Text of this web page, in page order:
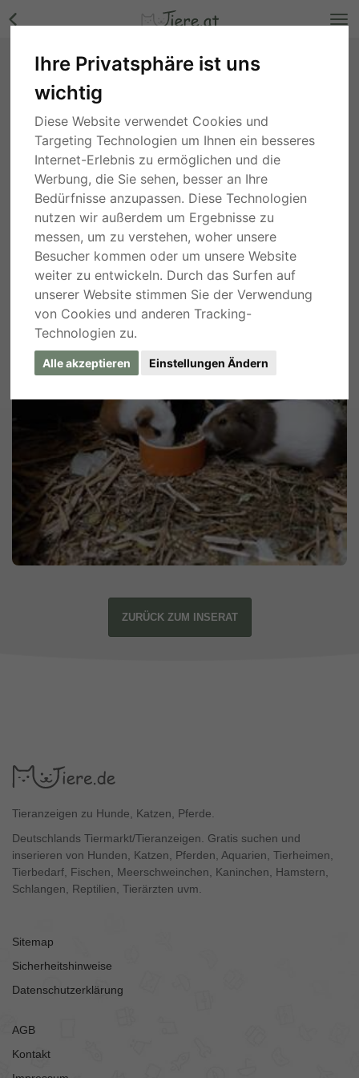
Ihre Privatsphäre ist uns
wichtig
Diese Website verwendet Cookies und
Targeting Technologien um Ihnen ein besseres
Internet-Erlebnis zu ermöglichen und die
Werbung, die Sie sehen, besser an Ihre
Bedürfnisse anzupassen. Diese Technologien
nutzen wir außerdem um Ergebnisse zu
messen, um zu verstehen, woher unsere
Besucher kommen oder um unsere Website
weiter zu entwickeln. Durch das Surfen auf
unserer Website stimmen Sie der Verwendung
von Cookies und anderen Tracking-
Technologien zu.
Alle akzeptieren Einstellungen Ändern
Glatthaar Jungtier - unbekannt Bilder
Steiermark , vor 4 Jahren
ZURÜCK ZUM INSERAT
Tieranzeigen zu Hunde, Katzen, Pferde.
Deutschlands Tiermarkt/Tieranzeigen. Gratis suchen und
inserieren von Hunden, Katzen, Pferden, Aquarien, Tierheimen,
Tierbedarf, Fischen, Meerschweinchen, Kaninchen, Hamstern,
Schlangen, Reptilien, Tierärzten uvm.
Sitemap
Sicherheitshinweise
Datenschutzerklärung
AGB
Kontakt